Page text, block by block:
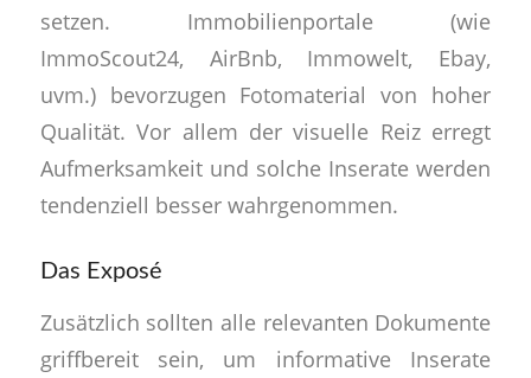
setzen. Immobilienportale (wie
ImmoScout24, AirBnb, Immowelt, Ebay,
uvm.) bevorzugen Fotomaterial von hoher
Qualität. Vor allem der visuelle Reiz erregt
Aufmerksamkeit und solche Inserate werden
tendenziell besser wahrgenommen.
Das Exposé
Zusätzlich sollten alle relevanten Dokumente
griffbereit sein, um informative Inserate